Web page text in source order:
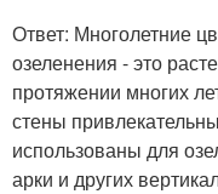
Ответ: Многолетние
озеленения - это
протяжении многих
стены
использованы для
арки и других